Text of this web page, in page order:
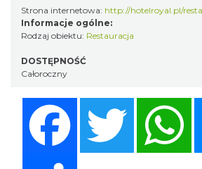
Strona internetowa: http://hotelroyal.pl/
Informacje ogólne:
Rodzaj obiektu: Restauracja
DOSTĘPNOŚĆ
Całoroczny
Twitter